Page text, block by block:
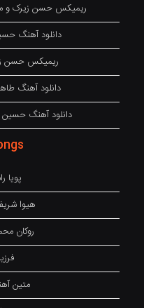
ریمیکس حسن زیرک و
دانلود آهنگ
ریمیکس حسن
دانلود آهنگ
دانلود آهنگ حسین
پویا
هیوا
روکان
متین